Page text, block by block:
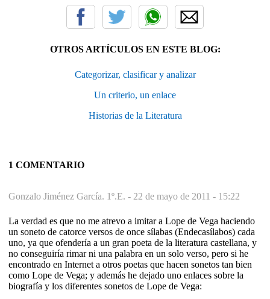
OTROS ARTÍCULOS EN ESTE BLOG:
Categorizar, clasificar y analizar
Un criterio, un enlace
Historias de la Literatura
1 COMENTARIO
Gonzalo Jiménez García. 1º.E. - 22 de mayo de 2011 - 15:22
La verdad es que no me atrevo a imitar a Lope de Vega haciendo
un soneto de catorce versos de once sílabas (Endecasílabos) cada
uno, ya que ofendería a un gran poeta de la literatura castellana, y
no conseguiría rimar ni una palabra en un solo verso, pero si he
encontrado en Internet a otros poetas que hacen sonetos tan bien
como Lope de Vega; y además he dejado uno enlaces sobre la
biografía y los diferentes sonetos de Lope de Vega: